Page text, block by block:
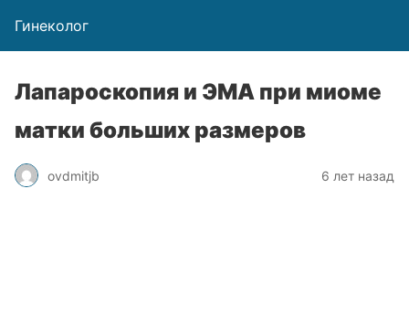
Гинеколог
Лапароскопия и ЭМА при миоме
матки больших размеров
ovdmitjb 6 лет назад